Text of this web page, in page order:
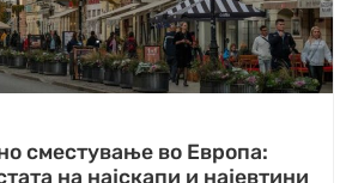
сместување во Европа:
на најскапи и најевтини